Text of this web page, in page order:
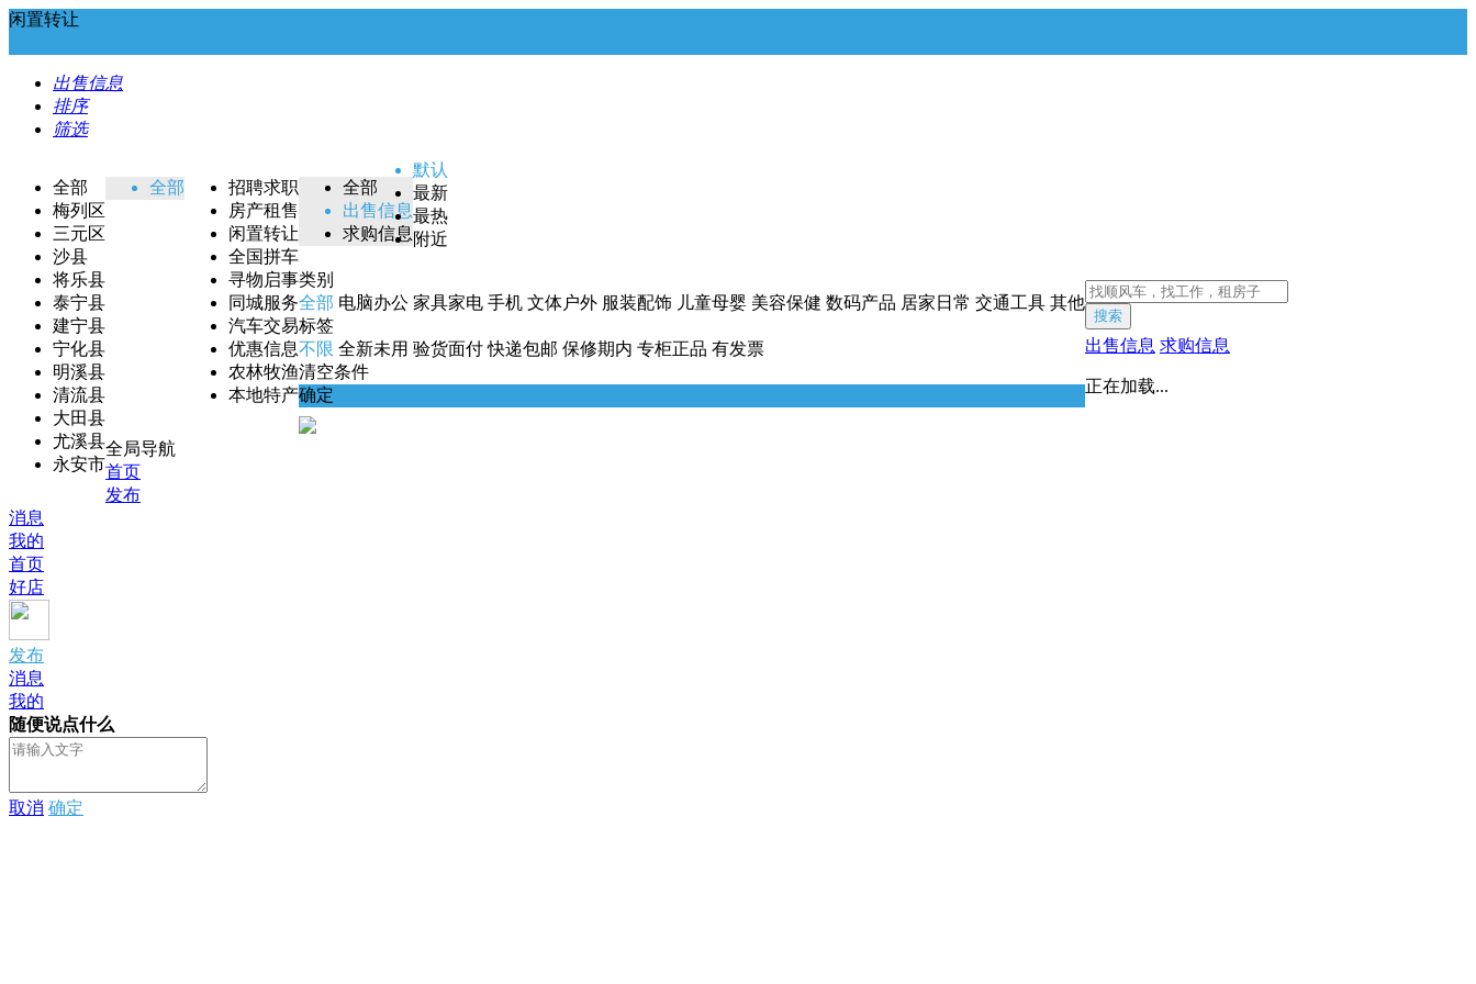
闲置转让
出售信息
排序
筛选
全部
梅列区
三元区
沙县
将乐县
泰宁县
建宁县
宁化县
明溪县
清流县
大田县
尤溪县
永安市
全部
招聘求职
房产租售
闲置转让
全国拼车
寻物启事
同城服务
汽车交易
优惠信息
农林牧渔
本地特产
全部
出售信息
求购信息
默认
最新
最热
附近
类别
全部 电脑办公 家具家电 手机 文体户外 服装配饰 儿童母婴 美容保健 数码产品 居家日常 交通工具 其他
标签
不限 全新未用 验货面付 快递包邮 保修期内 专柜正品 有发票
清空条件
确定
搜索
出售信息 求购信息
正在加载...
全局导航
首页
发布
消息
我的
首页
好店
发布
消息
我的
随便说点什么
取消 确定